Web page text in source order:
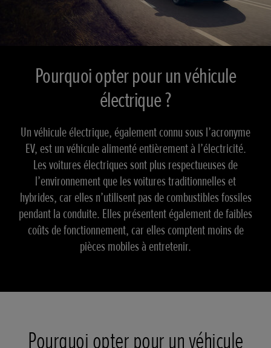
Pourquoi opter pour un véhicule
électrique ?
Un véhicule électrique, également connu sous l’acronyme
EV, est un véhicule alimenté entièrement à l’électricité.
Les voitures électriques sont plus respectueuses de
l’environnement que les voitures traditionnelles et
hybrides, car elles n’utilisent pas de combustibles fossiles
pendant la conduite. Elles présentent également de faibles
coûts de fonctionnement, car elles comptent moins de
pièces mobiles à entretenir.
Pourquoi opter pour un véhicule